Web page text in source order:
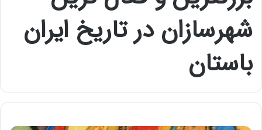
شهرسازان در تاریخ ایران
باستان